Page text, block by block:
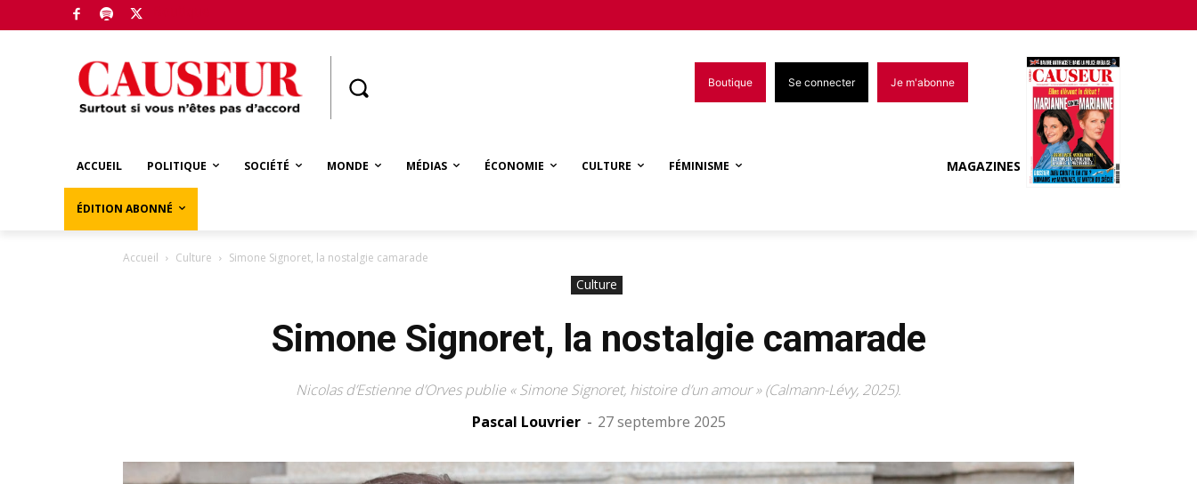
Boutique Se connecter Je m'abonne
ACCUEIL POLITIQUE SOCIÉTÉ MONDE MÉDIAS ÉCONOMIE CULTURE FÉMINISME
ÉDITION ABONNÉ
MAGAZINES
Accueil Culture Simone Signoret, la nostalgie camarade
Culture
Simone Signoret, la nostalgie camarade
Nicolas d’Estienne d’Orves publie « Simone Signoret, histoire d’un amour » (Calmann-Lévy, 2025).
Pascal Louvrier - 27 septembre 2025